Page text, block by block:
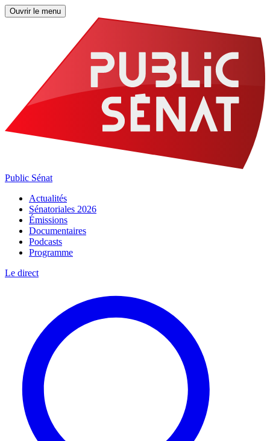
Ouvrir le menu
Public Sénat
Actualités
Sénatoriales 2026
Émissions
Documentaires
Podcasts
Programme
Le direct